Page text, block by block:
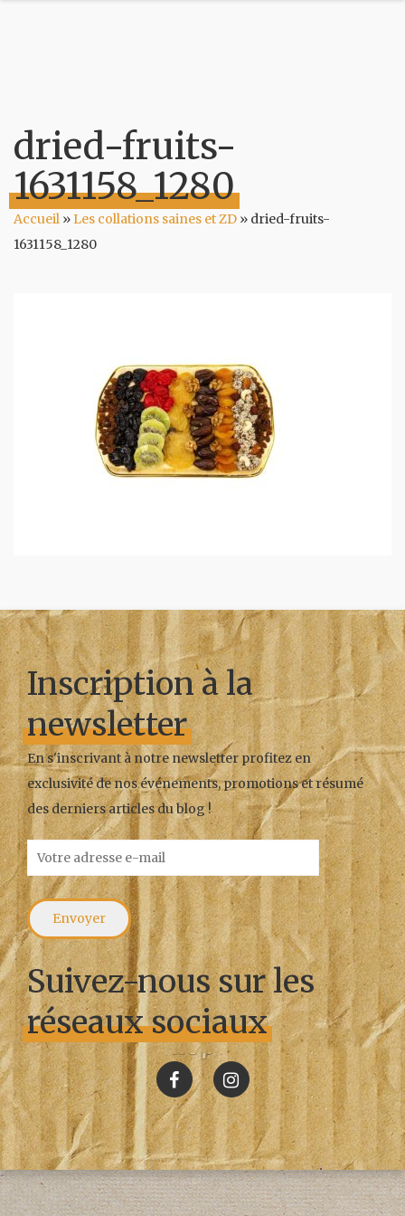
dried-fruits-
1631158_1280
Accueil » Les collations saines et ZD » dried-fruits-
1631158_1280
Inscription à la
newsletter
En s'inscrivant à notre newsletter profitez en
exclusivité de nos événements, promotions et résumé
des derniers articles du blog !
Suivez-nous sur les
réseaux sociaux